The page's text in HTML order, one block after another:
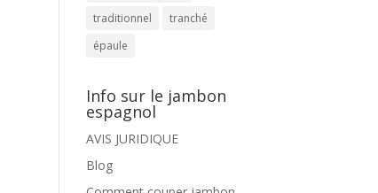
traditionnel
tranché
épaule
Info sur le jambon
espagnol
AVIS JURIDIQUE
Blog